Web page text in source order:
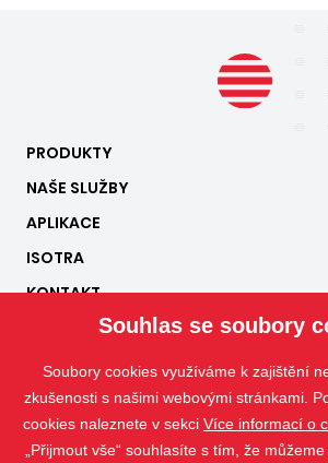
PRODUKTY
NAŠE SLUŽBY
APLIKACE
ISOTRA
KONTAKT
Souhlas se soubory
Soubory cookies využíváme k zajištění
zkušenosti s našimi webovými stránkami.
cookies naleznete v sekci Více informací o
„Přijmout vše“ souhlasíte s tím, že